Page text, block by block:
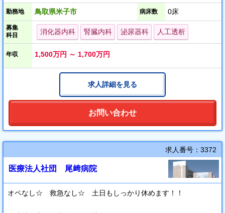
当院では現在
【 人工透析・泌尿器科 】【 消化器内科 】
の先生を募集しております。
╋ 健診（人間ドックも含む）
★ 訪問診療の強化を計画中!!
今後は健診業務、訪問診療の強化を計画しており、
地域医療にご興味のある先生におすすめの環境です。
是非お気軽にお問い合わせください。
◆自然に恵まれたエリアで、プライベートも充実させながら医師
生活を送ってみませんか
勤務地 鳥取県米子市 病床数 0床
募集
科目
消化器内科 腎臓内科 泌尿器科 人工透析
年収 1,500万円 ～ 1,700万円
求人詳細を見る
お問い合わせ
求人番号：3372
医療法人社団 尾﨑病院
オペなし☆ 救急なし☆ 土日もしっかり休めます！！